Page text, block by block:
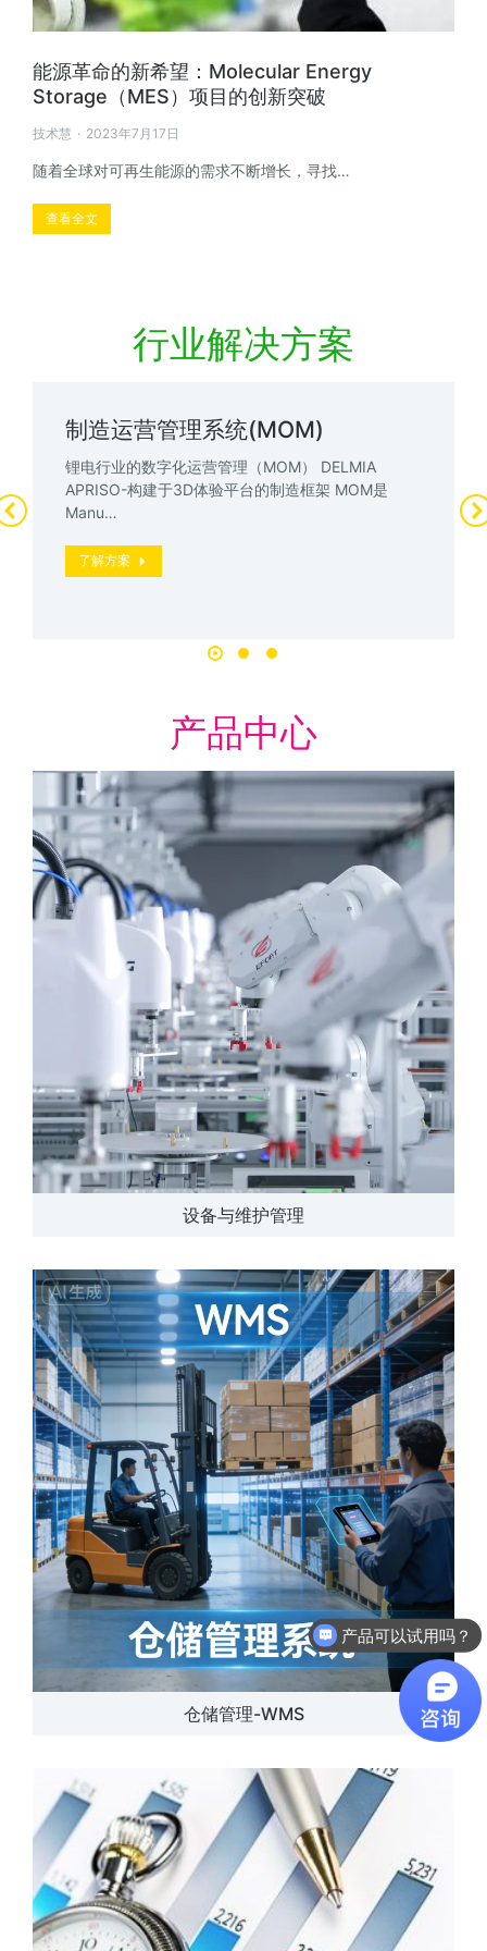
能源革命的新希望：Molecular Energy
Storage（MES）项目的创新突破
技术慧 2023年7月17日
随着全球对可再生能源的需求不断增长，寻找…
查看全文
行业解决方案
制造运营管理系统(MOM)
锂电行业的数字化运营管理（MOM） DELMIA
APRISO-构建于3D体验平台的制造框架 MOM是
Manu…
了解方案
产品中心
设备与维护管理
仓储管理-WMS
产品可以试用吗？
软件有折扣吗？